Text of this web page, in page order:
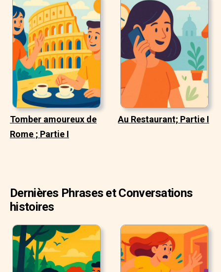
Tomber amoureux de
Rome ; Partie I
Au Restaurant; Partie I
Dernières Phrases et Conversations
histoires